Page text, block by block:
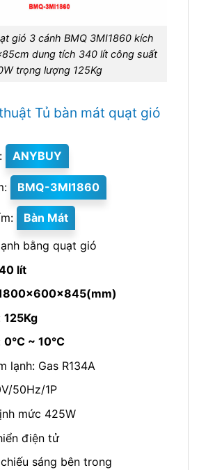
gió 3 cánh BMQ 3MI1860 kích
dung tích 340 lít công suất
trọng lượng 125Kg
Tủ bàn mát quạt gió
ANYBUY
BMQ-3MI1860
Bàn Mát
bằng quạt gió
lít
125Kg
0℃ ~ 10℃
lạnh: Gas R134A
50Hz/1P
mức 425W
điện tử
sáng bên trong